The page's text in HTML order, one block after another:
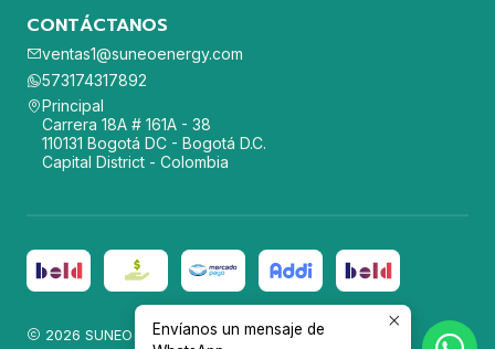
CONTÁCTANOS
ventas1@suneoenergy.com
573174317892
Principal
Carrera 18A # 161A - 38
110131 Bogotá DC - Bogotá D.C.
Capital District - Colombia
2026 SUNEO ENERGY SAS.Envíanos un mensaje de